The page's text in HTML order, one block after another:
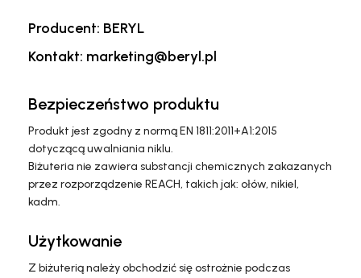
Producent: BERYL
Kontakt: marketing@beryl.pl
Bezpieczeństwo produktu
Produkt jest zgodny z normą EN 1811:2011+A1:2015
dotyczącą uwalniania niklu.
Biżuteria nie zawiera substancji chemicznych zakazanych
przez rozporządzenie REACH, takich jak: ołów, nikiel,
kadm.
Użytkowanie
Z biżuterią należy obchodzić się ostrożnie podczas